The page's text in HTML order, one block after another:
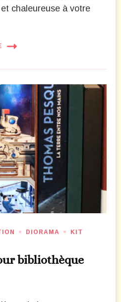
chaleureuse à votre
DIORAMA
KIT
bibliothèque